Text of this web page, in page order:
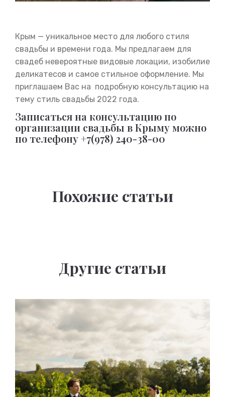
Крым — уникальное место для любого стиля
свадьбы и времени года. Мы предлагаем для
свадеб невероятные видовые локации, изобилие
деликатесов и самое стильное оформление. Мы
приглашаем Вас на подробную консультацию на
тему стиль свадьбы 2022 года.
Записаться на консультацию по
организации свадьбы в Крыму можно
по телефону +7(978) 240-38-00
Похожие статьи
Другие статьи